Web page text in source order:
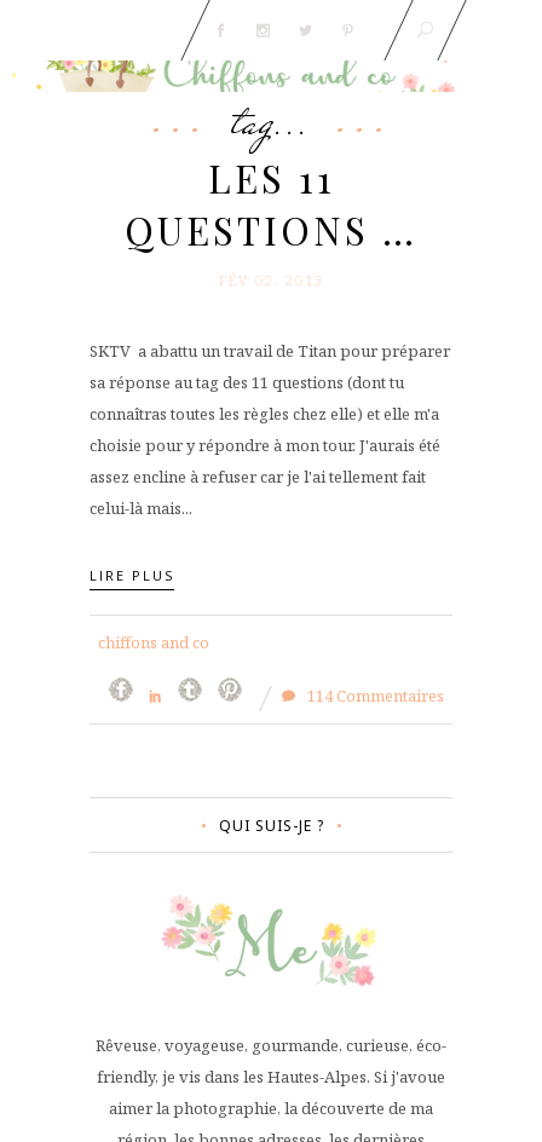
tag...
LES 11
QUESTIONS …
FÉV 02. 2013
SKTV a abattu un travail de Titan pour préparer
sa réponse au tag des 11 questions (dont tu
connaîtras toutes les règles chez elle) et elle m'a
choisie pour y répondre à mon tour. J'aurais été
assez encline à refuser car je l'ai tellement fait
celui-là mais...
LIRE PLUS
chiffons and co
114 Commentaires
QUI SUIS-JE ?
Rêveuse, voyageuse, gourmande, curieuse, éco-
friendly, je vis dans les Hautes-Alpes. Si j'avoue
aimer la photographie, la découverte de ma